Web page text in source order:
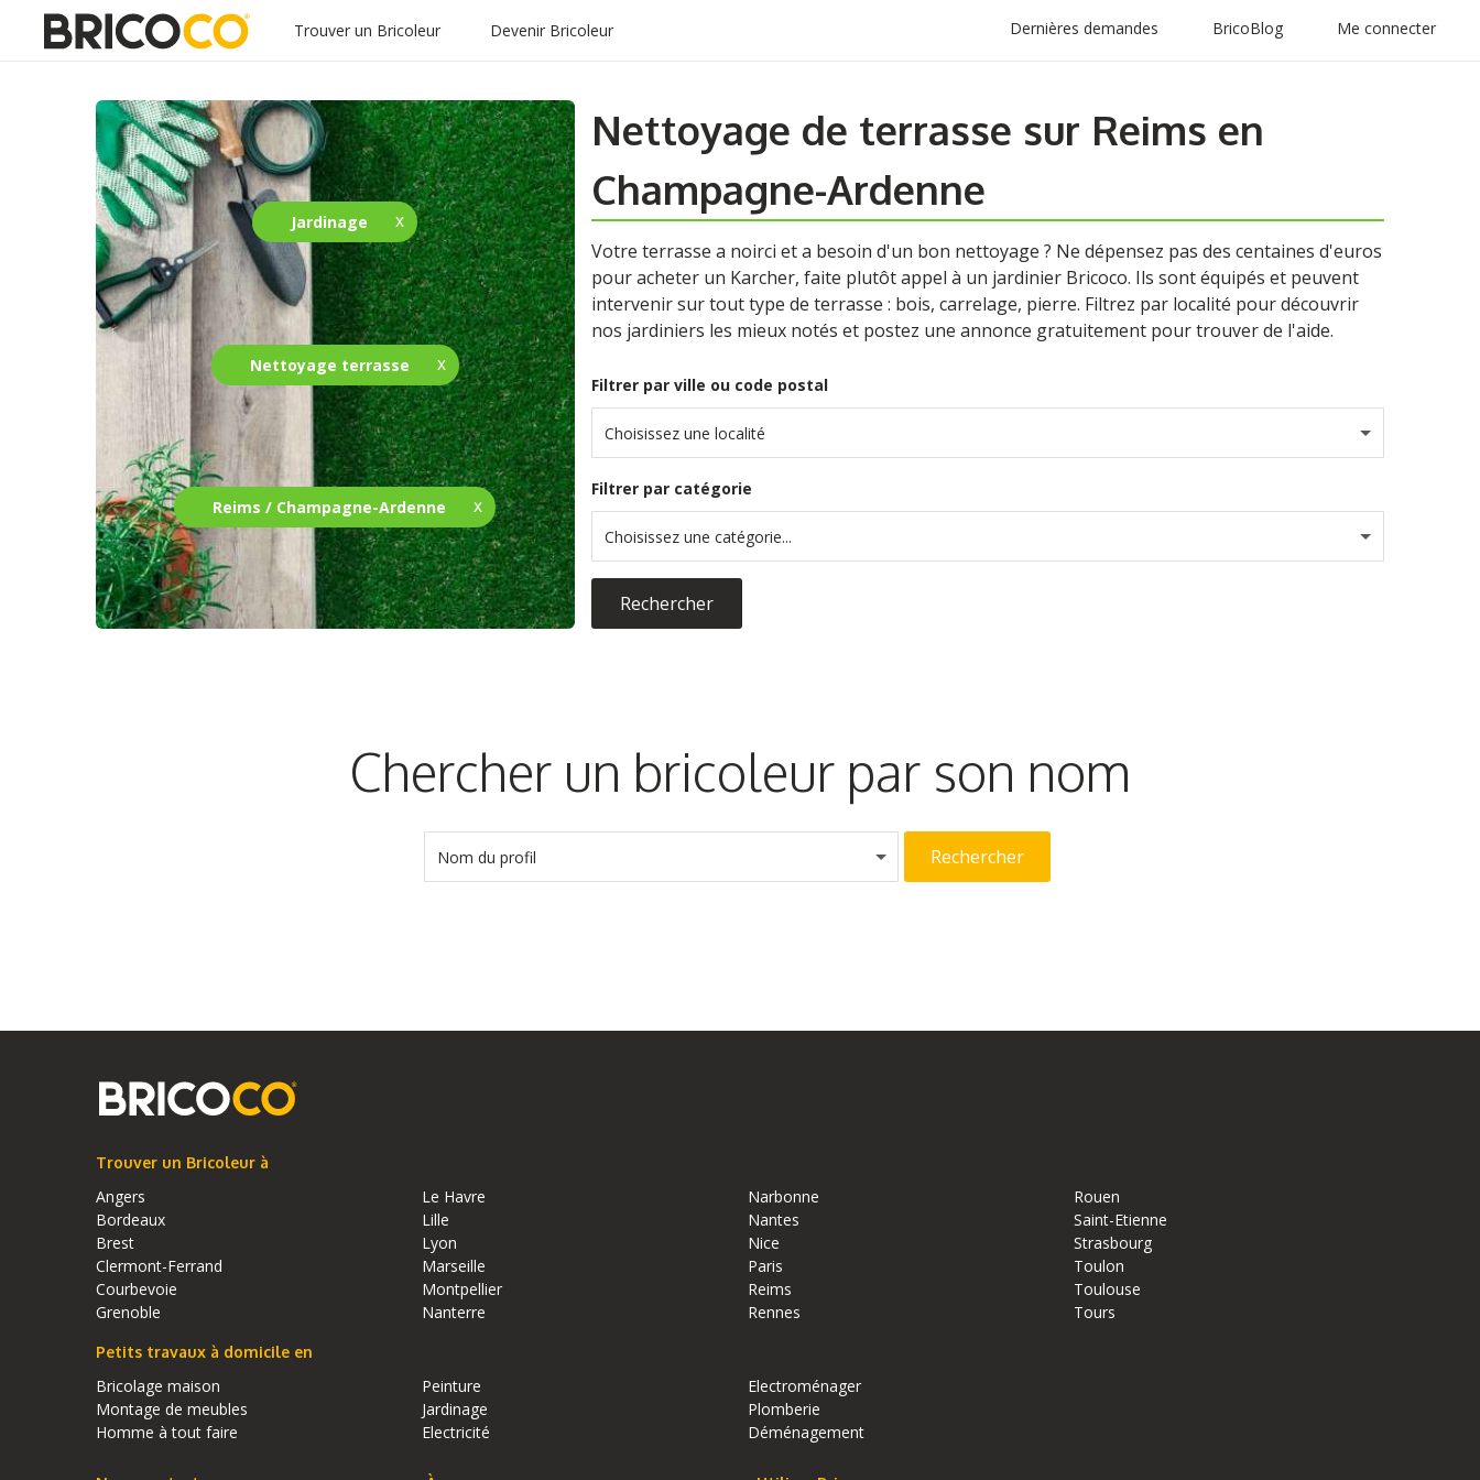
Trouver un Bricoleur Devenir Bricoleur Dernières demandes BricoBlog Me connecter
Jardinage
Nettoyage terrasse
Reims / Champagne-Ardenne
Nettoyage de terrasse sur Reims en
Champagne-Ardenne
Votre terrasse a noirci et a besoin d'un bon nettoyage ? Ne dépensez pas des centaines d'euros
pour acheter un Karcher, faite plutôt appel à un jardinier Bricoco. Ils sont équipés et peuvent
intervenir sur tout type de terrasse : bois, carrelage, pierre. Filtrez par localité pour découvrir
nos jardiniers les mieux notés et postez une annonce gratuitement pour trouver de l'aide.
Filtrer par ville ou code postal
Choisissez une localité
Filtrer par catégorie
Choisissez une catégorie...
Rechercher
Chercher un bricoleur par son nom
Nom du profil Rechercher
Trouver un Bricoleur à
Angers
Bordeaux
Brest
Clermont-Ferrand
Courbevoie
Grenoble
Le Havre
Lille
Lyon
Marseille
Montpellier
Nanterre
Narbonne
Nantes
Nice
Paris
Reims
Rennes
Rouen
Saint-Etienne
Strasbourg
Toulon
Toulouse
Tours
Petits travaux à domicile en
Bricolage maison
Montage de meubles
Homme à tout faire
Peinture
Jardinage
Electricité
Electroménager
Plomberie
Déménagement